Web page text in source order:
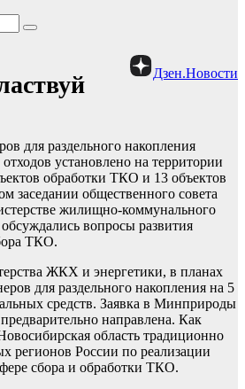
Дзен.Новости
для раздельного накопления
установлено на территории
обработки ТКО и 13 объектов
заседании общественного совета
жилищно-коммунального
вопросы развития
ТКО.
ЖКХ и энергетики, в планах
для раздельного накопления на 5
средств. Заявка в Минприроды
направлена. Как
область традиционно
регионов России по реализации
сбора и обработки ТКО.